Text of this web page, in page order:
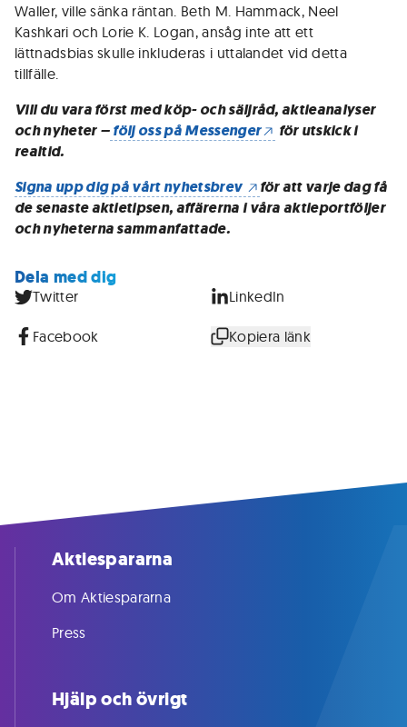
Waller, ville sänka räntan. Beth M. Hammack, Neel
Kashkari och Lorie K. Logan, ansåg inte att ett
lättnadsbias skulle inkluderas i uttalandet vid detta
tillfälle.
Vill du vara först med köp- och säljråd, aktieanalyser
och nyheter –följ oss på Messenger
för utskick i
realtid.
Signa upp dig på vårt nyhetsbrev
för att varje dag få
de senaste aktietipsen, affärerna i våra aktieportföljer
och nyheterna sammanfattade.
Dela med dig
Twitter LinkedIn
Facebook Kopiera länk
Aktiespararna
Om Aktiespararna
Press
Hjälp och övrigt